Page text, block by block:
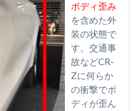
ボディ歪み
を含めた外
装の状態で
す。交通事
故などCR-
Zに何らか
の衝撃でボ
ディが歪ん